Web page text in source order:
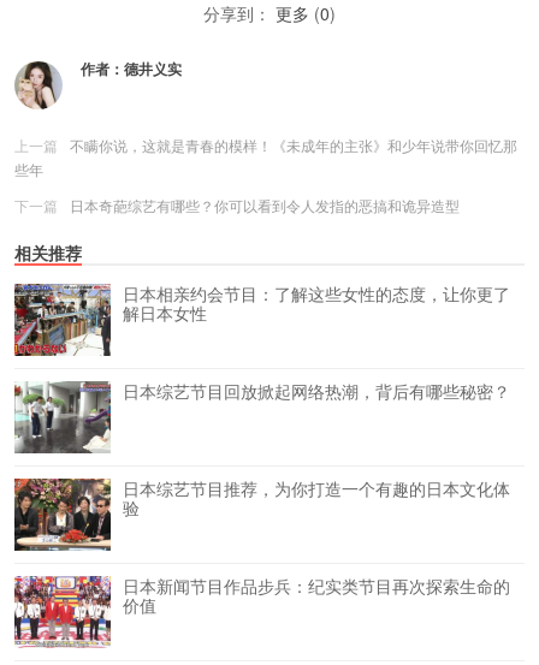
分享到： 更多 (0)
作者： 德井义实
上一篇
不瞒你说，这就是青春的模样！《未成年的主张》和少年说带你回忆那
些年
下一篇
日本奇葩综艺有哪些？你可以看到令人发指的恶搞和诡异造型
相关推荐
日本相亲约会节目：了解这些女性的态度，让你更了
解日本女性
日本综艺节目回放掀起网络热潮，背后有哪些秘密？
日本综艺节目推荐，为你打造一个有趣的日本文化体
验
日本新闻节目作品步兵：纪实类节目再次探索生命的
价值